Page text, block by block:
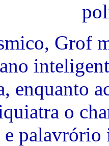
Grof
enquanto
o
palavrório